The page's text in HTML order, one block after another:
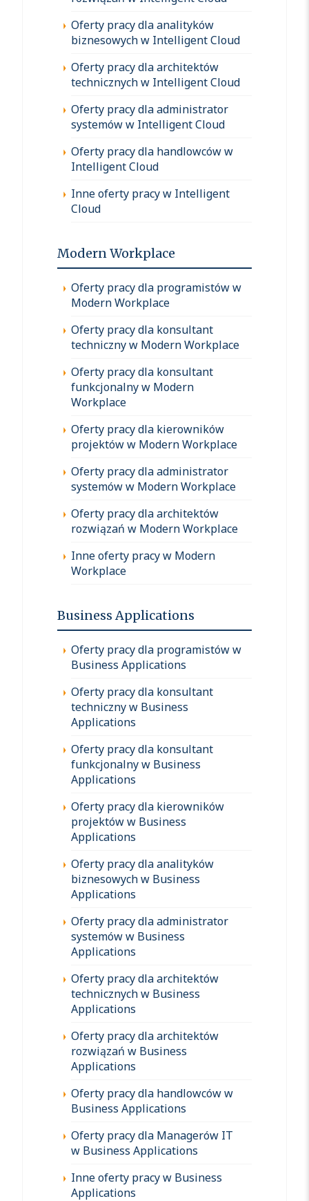
Oferty pracy dla analityków
biznesowych w Intelligent Cloud
Oferty pracy dla architektów
technicznych w Intelligent Cloud
Oferty pracy dla administrator
systemów w Intelligent Cloud
Oferty pracy dla handlowców w
Intelligent Cloud
Inne oferty pracy w Intelligent
Cloud
Modern Workplace
Oferty pracy dla programistów w
Modern Workplace
Oferty pracy dla konsultant
techniczny w Modern Workplace
Oferty pracy dla konsultant
funkcjonalny w Modern
Workplace
Oferty pracy dla kierowników
projektów w Modern Workplace
Oferty pracy dla administrator
systemów w Modern Workplace
Oferty pracy dla architektów
rozwiązań w Modern Workplace
Inne oferty pracy w Modern
Workplace
Business Applications
Oferty pracy dla programistów w
Business Applications
Oferty pracy dla konsultant
techniczny w Business
Applications
Oferty pracy dla konsultant
funkcjonalny w Business
Applications
Oferty pracy dla kierowników
projektów w Business
Applications
Oferty pracy dla analityków
biznesowych w Business
Applications
Oferty pracy dla administrator
systemów w Business
Applications
Oferty pracy dla architektów
technicznych w Business
Applications
Oferty pracy dla architektów
rozwiązań w Business
Applications
Oferty pracy dla handlowców w
Business Applications
Oferty pracy dla Managerów IT
w Business Applications
Inne oferty pracy w Business
Applications